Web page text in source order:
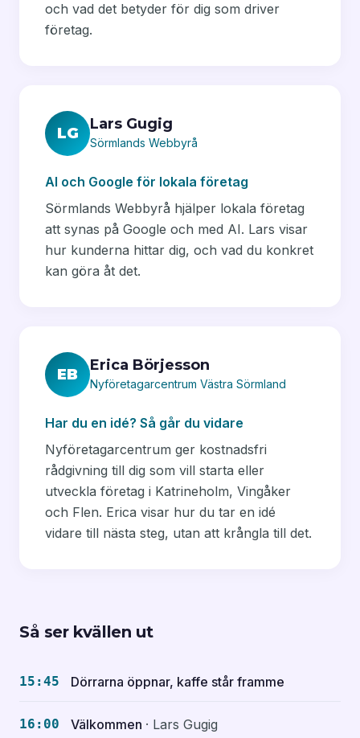
och vad det betyder för dig som driver
företag.
LG
Lars Gugig
Sörmlands Webbyrå
AI och Google för lokala företag
Sörmlands Webbyrå hjälper lokala företag
att synas på Google och med AI. Lars visar
hur kunderna hittar dig, och vad du konkret
kan göra åt det.
EB
Erica Börjesson
Nyföretagarcentrum Västra Sörmland
Har du en idé? Så går du vidare
Nyföretagarcentrum ger kostnadsfri
rådgivning till dig som vill starta eller
utveckla företag i Katrineholm, Vingåker
och Flen. Erica visar hur du tar en idé
vidare till nästa steg, utan att krångla till det.
Så ser kvällen ut
15:45 Dörrarna öppnar, kaffe står framme
16:00 Välkommen · Lars Gugig